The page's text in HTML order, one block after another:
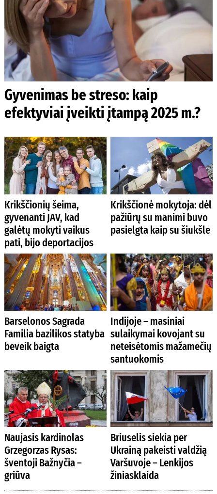
Gyvenimas be streso: kaip
efektyviai įveikti įtampą 2025 m.?
Krikščionių šeima,
gyvenanti JAV, kad
galėtų mokyti vaikus
pati, bijo deportacijos
Krikščionė mokytoja: dėl
pažiūrų su manimi buvo
pasielgta kaip su šiukšle
Barselonos Sagrada
Familia bazilikos statyba
beveik baigta
Indijoje – masiniai
sulaikymai kovojant su
neteisėtomis mažamečių
santuokomis
Naujasis kardinolas
Grzegorzas Rysas:
šventoji Bažnyčia –
griūva
Briuselis siekia per
Ukrainą pakeisti valdžią
Varšuvoje – Lenkijos
žiniasklaida